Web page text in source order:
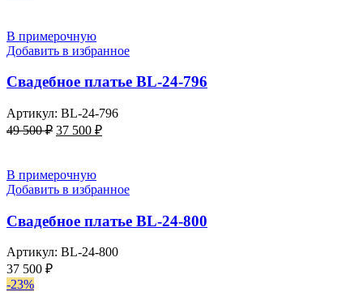
В примерочную
Добавить в избранное
Свадебное платье BL-24-796
Артикул: BL-24-796
49 500₽ Первоначальная
49
500 ₽.
37 500 ₽Текущая
В примерочную
Добавить в избранное
Свадебное платье BL-24-800
Артикул: BL-24-800
37 500 ₽
-23%